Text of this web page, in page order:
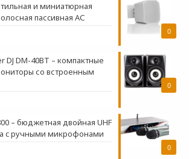
0
и миниатюрная
пасcивная АС
0
DJ DM-40BT – компактные
со встроенным
0
– бюджетная двойная UHF
c ручными микрофонами